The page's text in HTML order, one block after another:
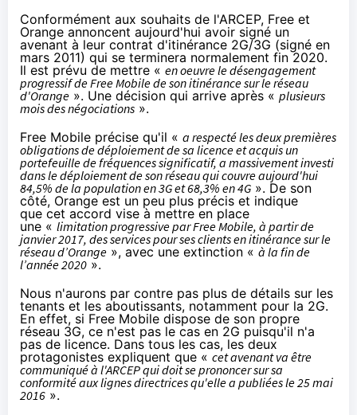
Conformément aux souhaits de l'ARCEP, Free et
Orange annoncent aujourd'hui avoir signé un
avenant à leur contrat d'itinérance 2G/3G (signé en
mars 2011) qui se terminera normalement fin 2020.
Il est prévu de mettre « en oeuvre le désengagement
progressif de Free Mobile de son itinérance sur le réseau
d'Orange ». Une décision qui arrive après « plusieurs
mois des négociations ».
Free Mobile précise qu'il « a respecté les deux premières
obligations de déploiement de sa licence et acquis un
portefeuille de fréquences significatif, a massivement investi
dans le déploiement de son réseau qui couvre aujourd'hui
84,5% de la population en 3G et 68,3% en4G ». De son
côté, Orange est un peu plus précis et indique
que cet accord vise à mettre en place
une « limitation progressive par Free Mobile, à partir de
janvier 2017, des services pour ses clients en itinérance sur le
réseau d’Orange », avec une extinction « à la fin de
l’année 2020 ».
Nous n'aurons par contre pas plus de détails sur les
tenants et les aboutissants, notamment pour la 2G.
En effet, si Free Mobile dispose de son propre
réseau 3G, ce n'est pas le cas en 2G puisqu'il n'a
pas de licence. Dans tous les cas, les deux
protagonistes expliquent que « cet avenant va être
communiqué à l'ARCEP qui doit se prononcer sur sa
conformité aux lignes directrices qu'elle a publiées le 25 mai
2016 ».